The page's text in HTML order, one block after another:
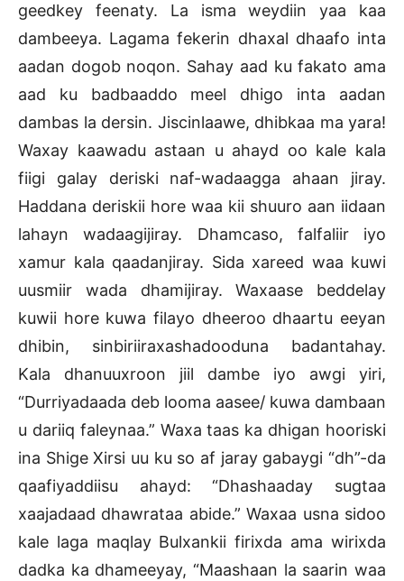
geedkey feenaty. La isma weydiin yaa kaa
dambeeya. Lagama fekerin dhaxal dhaafo inta
aadan dogob noqon. Sahay aad ku fakato ama
aad ku badbaaddo meel dhigo inta aadan
dambas la dersin. Jiscinlaawe, dhibkaa ma yara!
Waxay kaawadu astaan u ahayd oo kale kala
fiigi galay deriski naf-wadaagga ahaan jiray.
Haddana deriskii hore waa kii shuuro aan iidaan
lahayn wadaagijiray. Dhamcaso, falfaliir iyo
xamur kala qaadanjiray. Sida xareed waa kuwi
uusmiir wada dhamijiray. Waxaase beddelay
kuwii hore kuwa filayo dheeroo dhaartu eeyan
dhibin, sinbiriiraxashadooduna badantahay.
Kala dhanuuxroon jiil dambe iyo awgi yiri,
“Durriyadaada deb looma aasee/ kuwa dambaan
u dariiq faleynaa.” Waxa taas ka dhigan hooriski
ina Shige Xirsi uu ku so af jaray gabaygi “dh”-da
qaafiyaddiisu ahayd: “Dhashaaday sugtaa
xaajadaad dhawrataa abide.” Waxaa usna sidoo
kale laga maqlay Bulxankii firixda ama wirixda
dadka ka dhameeyay, “Maashaan la saarin waa